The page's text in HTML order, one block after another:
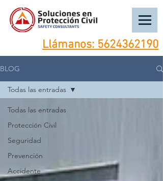
Llámanos: 5624362190
BLOG
Todas las entradas
Protección Civil
Seguridad
Prevención
Accidente
Todas las entradas